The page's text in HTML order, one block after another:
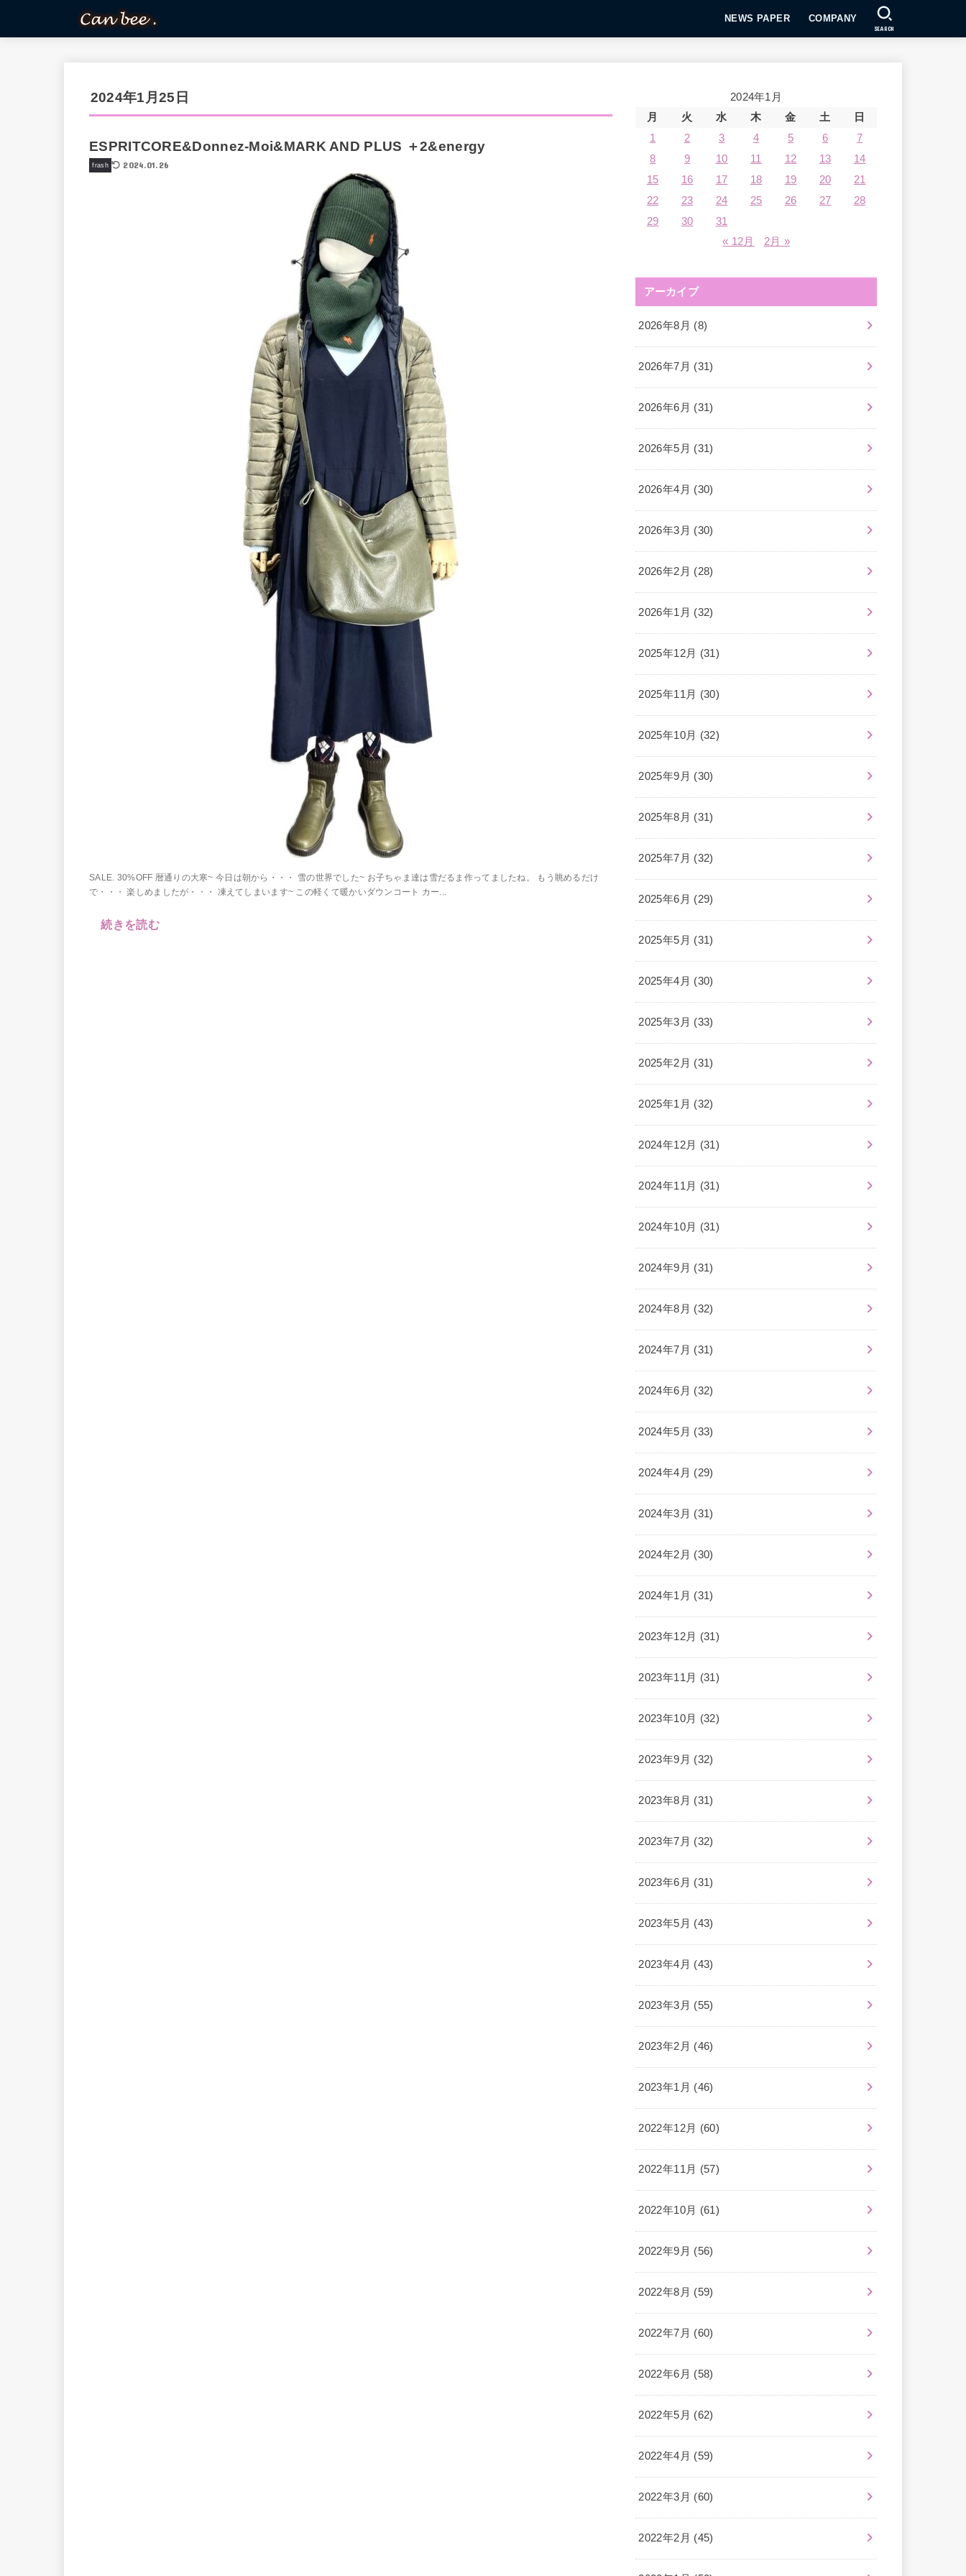
NEWS PAPER COMPANY
SEARCH
2024年1月25日
ESPRITCORE&Donnez-Moi&MARK AND PLUS ＋2&energy
frash 2024.01.26
SALE. 30%OFF 暦通りの大寒~ 今日は朝から・・・ 雪の世界でした~ お子ちゃま達は雪だるま作ってましたね。 もう眺めるだけ
で・・・ 楽しめましたが・・・ 凍えてしまいます~ この軽くて暖かいダウンコート カー...
続きを読む
2024年1月
月
火 水 木 金 土
日
1
2 3 4 5 6
7
8
9 10 11 12 13
14
15
16 17 18 19 20
21
22
23 24 25 26 27
28
29
30
31
« 12月
2月 »
アーカイブ
2026年8月 (8)
2026年7月 (31)
2026年6月 (31)
2026年5月 (31)
2026年4月 (30)
2026年3月 (30)
2026年2月 (28)
2026年1月 (32)
2025年12月 (31)
2025年11月 (30)
2025年10月 (32)
2025年9月 (30)
2025年8月 (31)
2025年7月 (32)
2025年6月 (29)
2025年5月 (31)
2025年4月 (30)
2025年3月 (33)
2025年2月 (31)
2025年1月 (32)
2024年12月 (31)
2024年11月 (31)
2024年10月 (31)
2024年9月 (31)
2024年8月 (32)
2024年7月 (31)
2024年6月 (32)
2024年5月 (33)
2024年4月 (29)
2024年3月 (31)
2024年2月 (30)
2024年1月 (31)
2023年12月 (31)
2023年11月 (31)
2023年10月 (32)
2023年9月 (32)
2023年8月 (31)
2023年7月 (32)
2023年6月 (31)
2023年5月 (43)
2023年4月 (43)
2023年3月 (55)
2023年2月 (46)
2023年1月 (46)
2022年12月 (60)
2022年11月 (57)
2022年10月 (61)
2022年9月 (56)
2022年8月 (59)
2022年7月 (60)
2022年6月 (58)
2022年5月 (62)
2022年4月 (59)
2022年3月 (60)
2022年2月 (45)